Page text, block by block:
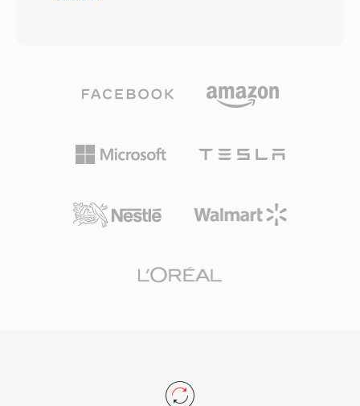
声整形和更精细的心理声学模型。支持高达96
集成无缝衔接——iTunes、Apple Music、
iPhone、iPad和macOS均原生处理M4A——同时
多数车载信息娱乐系统。该格式的三大核心优势
章节、歌词），以及同时服务有损和无损工作流的